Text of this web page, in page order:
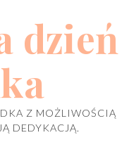
dzień
Z MOŻLIWOŚCIĄ
DEDYKACJĄ.